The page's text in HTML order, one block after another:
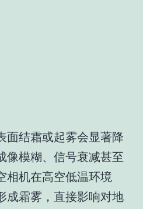
面结霜或起雾会显著降
像模糊、信号衰减甚至
相机在高空低温环境
成霜雾，直接影响对地